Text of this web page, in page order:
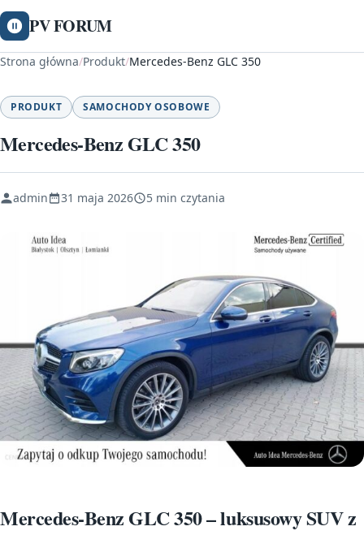
PV FORUM
Strona główna/Produkt/Mercedes-Benz GLC 350
PRODUKT SAMOCHODY OSOBOWE
Mercedes-Benz GLC 350
admin 31 maja 2026 5 min czytania
Mercedes-Benz GLC 350 – luksusowy SUV z